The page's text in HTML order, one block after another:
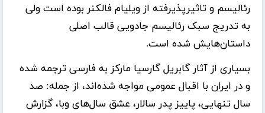
رئالیسم و تاثیرپذیرفته از ویلیام فالکنر بوده است ولی
به تدریج سبک رئالیسم جادویی قالب اصلی
داستان‌هایش شده است.
بسیاری از آثار گابریل گارسیا مارکز به فارسی ترجمه شده
و در ایران با اقبال عمومی مواجه شده‌اند، از جمله: صد
سال تنهایی، پاییز پدر سالار، عشق سال‌های وبا، گزارش